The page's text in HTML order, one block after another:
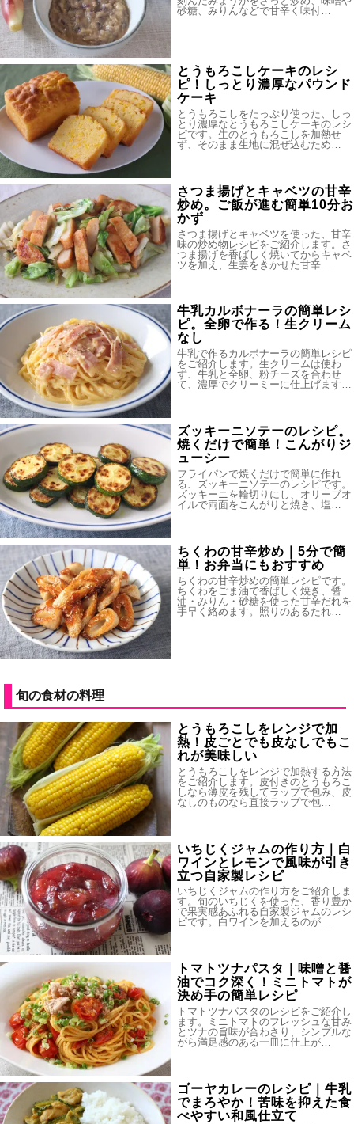
砂糖、みりんなどで甘辛く味付…
とうもろこしケーキのレシ
ピ！しっとり濃厚なパウンド
ケーキ
とうもろこしをたっぷり使った、しっ
とり濃厚なとうもろこしケーキのレシ
ピです。生のとうもろこしを加熱せ
ず、そのまま生地に混ぜ込むため…
さつま揚げとキャベツの甘辛
炒め。ご飯が進む簡単10分お
かず
さつま揚げとキャベツを使った、甘辛
味の炒め物レシピをご紹介します。さ
つま揚げを香ばしく焼いてからキャベ
ツを加え、生姜をきかせた甘辛…
牛乳カルボナーラの簡単レシ
ピ。全卵で作る！生クリーム
なし
牛乳で作るカルボナーラの簡単レシピ
をご紹介します。生クリームは使わ
ず、牛乳と全卵、粉チーズを合わせ
て、濃厚でクリーミーに仕上げます…
ズッキーニソテーのレシピ。
焼くだけで簡単！こんがりジ
ューシー
フライパンで焼くだけで簡単に作れ
る、ズッキーニソテーのレシピです。
ズッキーニを輪切りにし、オリーブオ
イルで両面をこんがりと焼き、塩…
ちくわの甘辛炒め｜5分で簡
単！お弁当にもおすすめ
ちくわの甘辛炒めの簡単レシピです。
ちくわをごま油で香ばしく焼き、醤
油・みりん・砂糖を使った甘辛だれを
手早く絡めます。照りのあるたれ…
旬の食材の料理
とうもろこしをレンジで加
熱！皮ごとでも皮なしでもこ
れが美味しい
とうもろこしをレンジで加熱する方法
をご紹介します。皮付きのとうもろこ
しなら薄皮を残してラップで包み、皮
なしのものなら直接ラップで包…
いちじくジャムの作り方｜白
ワインとレモンで風味が引き
立つ自家製レシピ
いちじくジャムの作り方をご紹介しま
す。旬のいちじくを使った、香り豊か
で果実感あふれる自家製ジャムのレシ
ピです。白ワインを加えるのが…
トマトツナパスタ｜味噌と醤
油でコク深く！ミニトマトが
決め手の簡単レシピ
トマトツナパスタのレシピをご紹介し
ます。ミニトマトのフレッシュな甘み
とツナの旨味が合わさり、シンプルな
がら満足感のある一皿に仕上が…
ゴーヤカレーのレシピ｜牛乳
でまろやか！苦味を抑えた食
べやすい和風仕立て